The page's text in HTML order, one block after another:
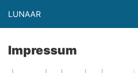
LUNAAR
Impressum